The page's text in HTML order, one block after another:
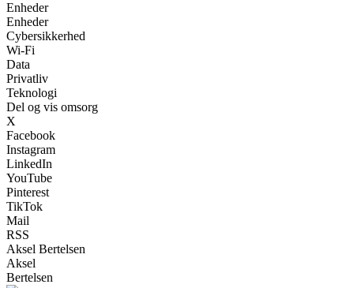
Enheder
Enheder
Cybersikkerhed
Wi-Fi
Data
Privatliv
Teknologi
Del og vis omsorg
X
Facebook
Instagram
LinkedIn
YouTube
Pinterest
TikTok
Mail
RSS
Aksel Bertelsen
Aksel
Bertelsen